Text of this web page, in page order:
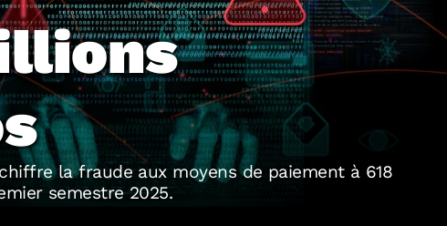
la fraude aux moyens de paiement à 618
semestre 2025.